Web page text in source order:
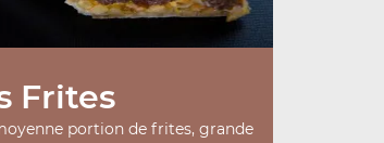
Frites
portion de frites, grande